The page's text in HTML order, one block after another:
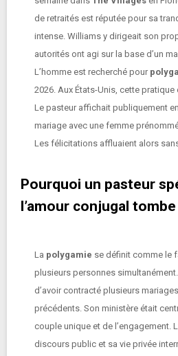
de retraités est réputée pour sa
intense. Williams y dirigeait son
autorités ont agi sur la base d’un
L’homme est recherché pour
2026. Aux États-Unis, cette
Le pasteur affichait publiquement
mariage avec une femme
Les félicitations affluaient alors
Pourquoi un pasteur
l’amour conjugal
La polygamie se définit comme le
plusieurs personnes
d’avoir contracté plusieurs
précédents. Son ministère était
couple unique et de l’engagement.
discours public et sa vie privée